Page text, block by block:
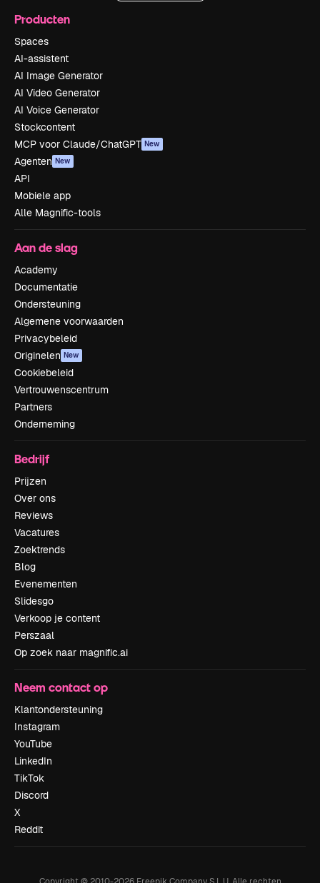
Producten
Spaces
AI-assistent
AI Image Generator
AI Video Generator
AI Voice Generator
Stockcontent
MCP voor Claude/ChatGPT New
Agenten New
API
Mobiele app
Alle Magnific-tools
Aan de slag
Academy
Documentatie
Ondersteuning
Algemene voorwaarden
Privacybeleid
Originelen New
Cookiebeleid
Vertrouwenscentrum
Partners
Onderneming
Bedrijf
Prijzen
Over ons
Reviews
Vacatures
Zoektrends
Blog
Evenementen
Slidesgo
Verkoop je content
Perszaal
Op zoek naar magnific.ai
Neem contact op
Klantondersteuning
Instagram
YouTube
LinkedIn
TikTok
Discord
X
Reddit